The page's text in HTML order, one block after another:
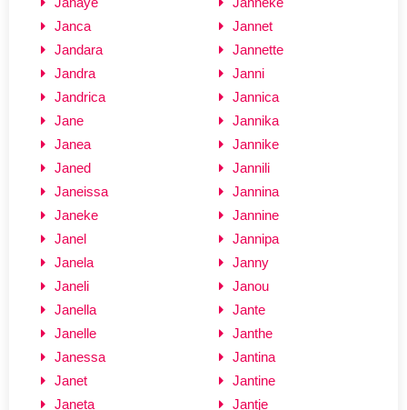
Janca
Jandara
Jandra
Jandrica
Jane
Janea
Janed
Janeissa
Janeke
Janel
Janela
Janeli
Janella
Janelle
Janessa
Janet
Janeta
Jannet
Jannette
Janni
Jannica
Jannika
Jannike
Jannili
Jannina
Jannine
Jannipa
Janny
Janou
Jante
Janthe
Jantina
Jantine
Jantje